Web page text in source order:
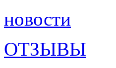
новости
ОТЗЫВЫ